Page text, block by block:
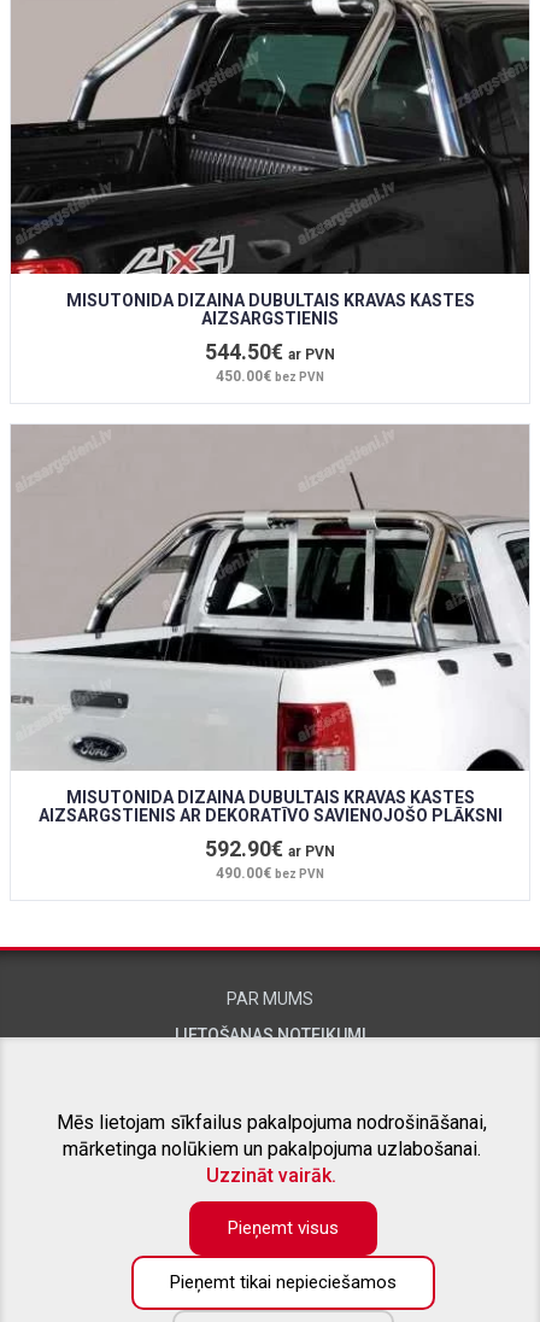
MISUTONIDA DIZAINA DUBULTAIS KRAVAS KASTES
AIZSARGSTIENIS
544.50€ ar PVN
450.00€ bez PVN
MISUTONIDA DIZAINA DUBULTAIS KRAVAS KASTES
AIZSARGSTIENIS AR DEKORATĪVO SAVIENOJOŠO PLĀKSNI
592.90€ ar PVN
490.00€ bez PVN
PAR MUMS
LIETOŠANAS NOTEIKUMI
SAISTĪTIE PROJEKTI
Mēs lietojam sīkfailus pakalpojuma nodrošināšanai,
mārketinga nolūkiem un pakalpojuma uzlabošanai.
Uzzināt vairāk.
Pieņemt visus
Pieņemt tikai nepieciešamos